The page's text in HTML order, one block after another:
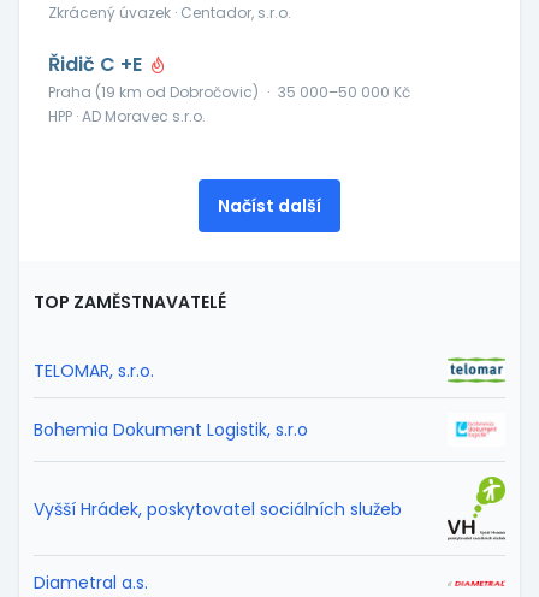
Zkrácený úvazek · Centador, s.r.o.
Řidič C +E
Praha (19 km od Dobročovic) · 35 000–50 000 Kč
HPP · AD Moravec s.r.o.
Načíst další
TOP ZAMĚSTNAVATELÉ
TELOMAR, s.r.o.
Bohemia Dokument Logistik, s.r.o
Vyšší Hrádek, poskytovatel sociálních služeb
Diametral a.s.